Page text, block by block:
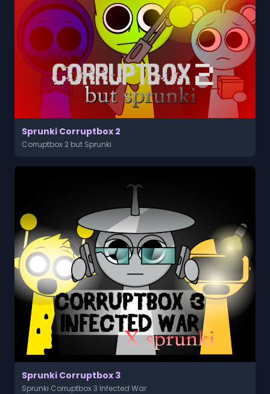
Sprunki Corruptbox 2
Corruptbox 2 but Sprunki
Sprunki Corruptbox 3
Sprunki Corruptbox 3 Infected War